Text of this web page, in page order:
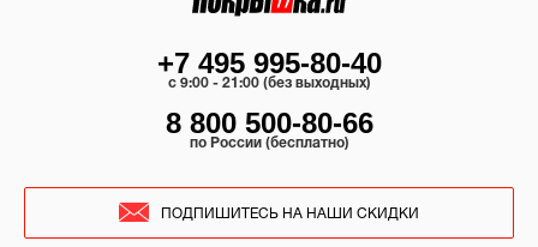
+7 495 995-80-40
c 9:00 - 21:00 (без выходных)
8 800 500-80-66
по России (бесплатно)
ПОДПИШИТЕСЬ НА НАШИ СКИДКИ